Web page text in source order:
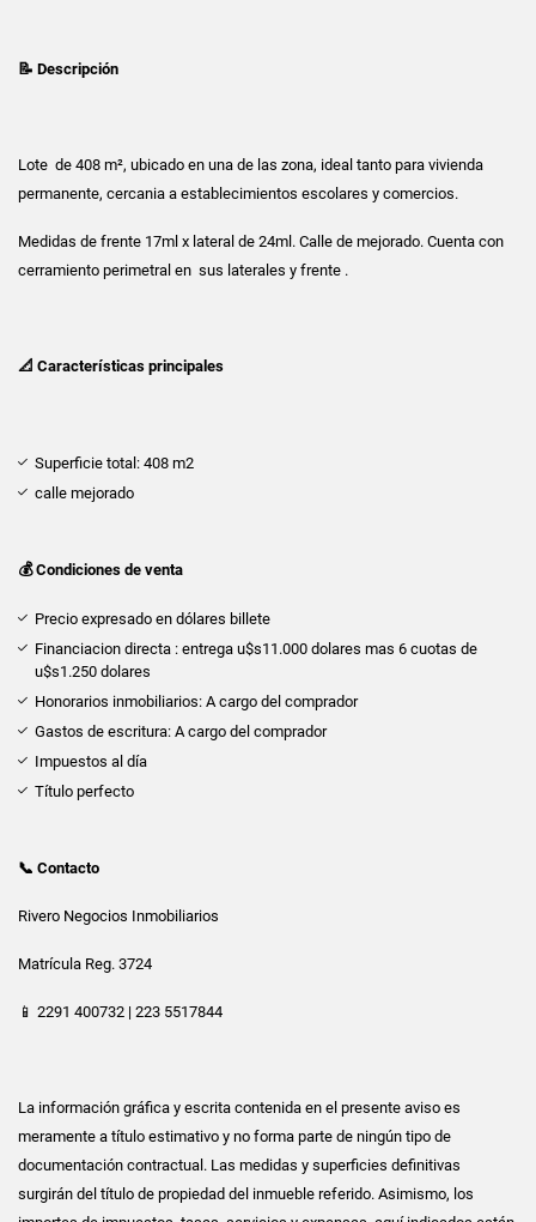
📝 Descripción
Lote de 408 m², ubicado en una de las zona, ideal tanto para vivienda
permanente, cercania a establecimientos escolares y comercios.
Medidas de frente 17ml x lateral de 24ml. Calle de mejorado. Cuenta con
cerramiento perimetral en sus laterales y frente .
📐 Características principales
Superficie total: 408 m2
calle mejorado
💰 Condiciones de venta
Precio expresado en dólares billete
Financiacion directa : entrega u$s11.000 dolares mas 6 cuotas de
u$s1.250 dolares
Honorarios inmobiliarios: A cargo del comprador
Gastos de escritura: A cargo del comprador
Impuestos al día
Título perfecto
📞 Contacto
Rivero Negocios Inmobiliarios
Matrícula Reg. 3724
📱 2291 400732 | 223 5517844
La información gráfica y escrita contenida en el presente aviso es
meramente a título estimativo y no forma parte de ningún tipo de
documentación contractual. Las medidas y superficies definitivas
surgirán del título de propiedad del inmueble referido. Asimismo, los